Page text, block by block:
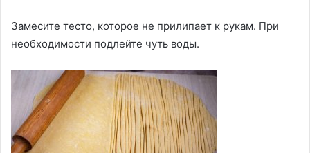
Замесите тесто, которое не прилипает к рукам. При
необходимости подлейте чуть воды.